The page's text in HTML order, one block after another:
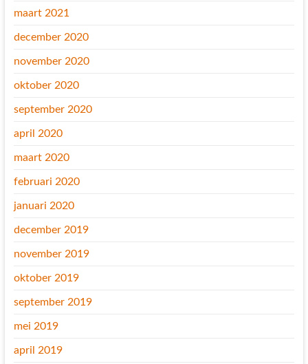
maart 2021
december 2020
november 2020
oktober 2020
september 2020
april 2020
maart 2020
februari 2020
januari 2020
december 2019
november 2019
oktober 2019
september 2019
mei 2019
april 2019